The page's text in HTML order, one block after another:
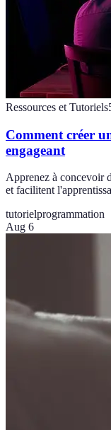
Ressources et Tutoriels
Comment créer
engageant
Apprenez à concevoir
et facilitent
tutorielprogrammation
Aug 6